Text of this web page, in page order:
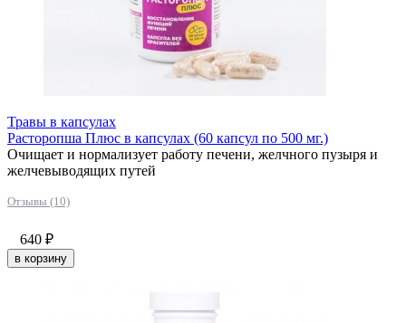
Травы в капсулах
Расторопша Плюс в капсулах (60 капсул по 500 мг.)
Очищает и нормализует работу печени, желчного пузыря и
желчевыводящих путей
Отзывы (10)
640 ₽
в корзину